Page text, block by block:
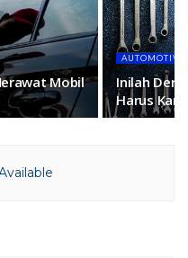
Mobil
AUTOMOTIVE
Inilah
Harus